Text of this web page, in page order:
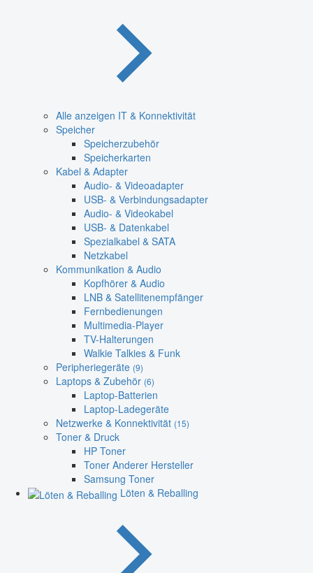
Alle anzeigen IT & Konnektivität
Speicher
Speicherzubehör
Speicherkarten
Kabel & Adapter
Audio- & Videoadapter
USB- & Verbindungsadapter
Audio- & Videokabel
USB- & Datenkabel
Spezialkabel & SATA
Netzkabel
Kommunikation & Audio
Kopfhörer & Audio
LNB & Satellitenempfänger
Fernbedienungen
Multimedia-Player
TV-Halterungen
Walkie Talkies & Funk
Peripheriegeräte (9)
Laptops & Zubehör (6)
Laptop-Batterien
Laptop-Ladegeräte
Netzwerke & Konnektivität (15)
Toner & Druck
HP Toner
Toner Anderer Hersteller
Samsung Toner
Löten & Reballing